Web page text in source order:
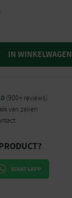
IN WINKELWAGEN
(900+ reviews)
van zaken
WHATSAPP